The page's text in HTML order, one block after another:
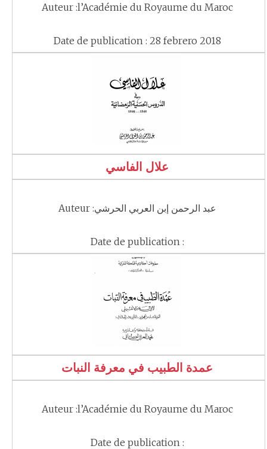
Auteur :l’Académie du Royaume du Maroc
Date de publication : 28 febrero 2018
علال الفاسي
Auteur :عبد الرحمن إبن العربي الحرشي
Date de publication :
عمدة الطبيب في معرفة النبات
Auteur :l’Académie du Royaume du Maroc
Date de publication :